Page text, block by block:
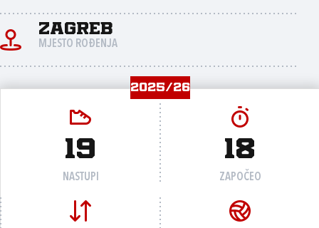
Zagreb
MJESTO ROĐENJA
2025/26
19
NASTUPI
18
ZAPOČEO